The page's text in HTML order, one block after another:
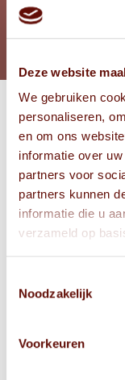
Deze website
We gebruiken
personaliseren,
en om ons
informatie over
partners voor
partners kunnen
informatie die u
verzameld op
Noodzakelijk
Voorkeuren
BEKIJK FOTO'S